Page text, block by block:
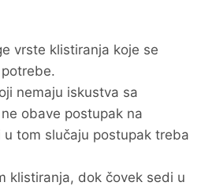
vrste klistiranja koje se
nemaju iskustva sa
obave postupak na
tom slučaju postupak treba
klistiranja, dok čovek sedi u